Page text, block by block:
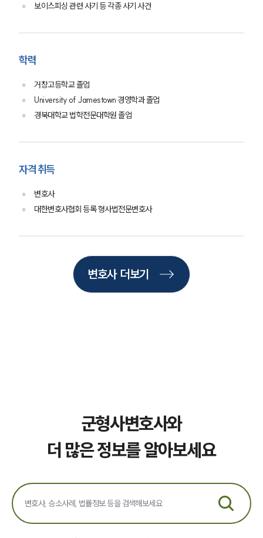
그룹소개
그룹소개
주요 업무사례
사례분석/최신동향
법률정보
법률지식인
업무분야
보이스피싱 관련 사기 등 각종 사기 사건
학력
거창고등학교 졸업
University of Jamestown 경영학과 졸업
경북대학교 법학전문대학원 졸업
자격 취득
변호사
대한변호사협회 등록 형사법전문변호사
변호사 더보기
군형사변호사와
더 많은 정보를 알아보세요